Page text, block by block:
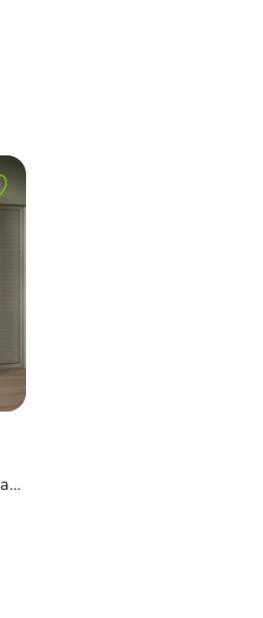
Комод Шармель-4 Лайф с зеркалом